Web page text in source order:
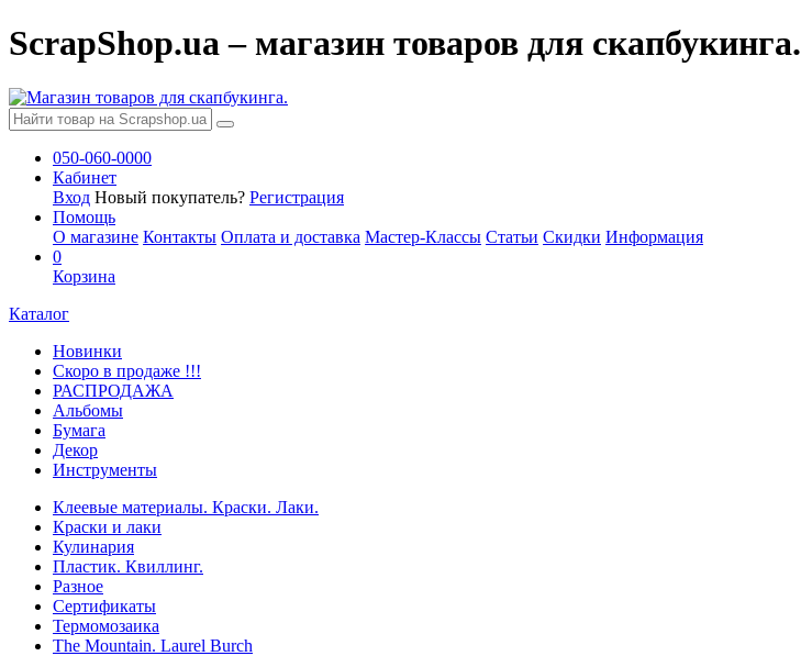
ScrapShop.ua – магазин товаров для скапбукинга.
050-060-0000
Кабинет
Вход Новый покупатель? Регистрация
Помощь
О магазине Контакты Оплата и доставка Мастер-Классы Статьи Скидки Информация
0
Корзина
Каталог
Новинки
Скоро в продаже !!!
РАСПРОДАЖА
Альбомы
Бумага
Декор
Инструменты
Клеевые материалы. Краски. Лаки.
Краски и лаки
Кулинария
Пластик. Квиллинг.
Разное
Сертификаты
Термомозаика
The Mountain. Laurel Burch